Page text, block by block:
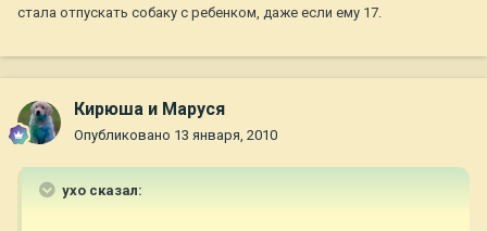
стала отпускать собаку с ребенком, даже если ему 17.
Кирюша и Маруся
Опубликовано 13 января, 2010
ухо сказал: